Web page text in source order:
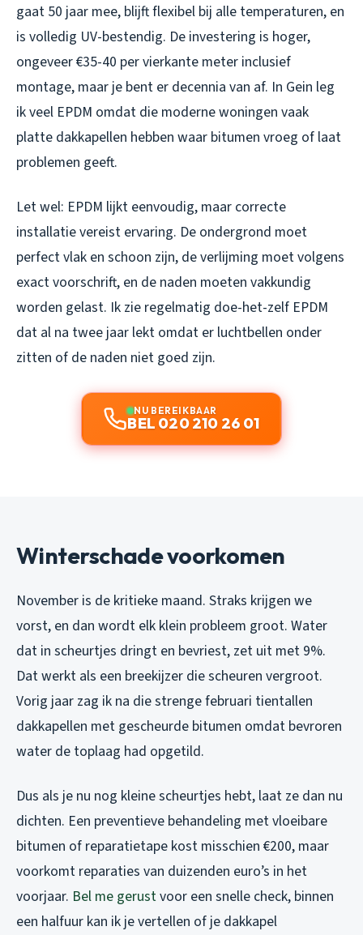
gaat 50 jaar mee, blijft flexibel bij alle temperaturen, en
is volledig UV-bestendig. De investering is hoger,
ongeveer €35-40 per vierkante meter inclusief
montage, maar je bent er decennia van af. In Gein leg
ik veel EPDM omdat die moderne woningen vaak
platte dakkapellen hebben waar bitumen vroeg of laat
problemen geeft.
Let wel: EPDM lijkt eenvoudig, maar correcte
installatie vereist ervaring. De ondergrond moet
perfect vlak en schoon zijn, de verlijming moet volgens
exact voorschrift, en de naden moeten vakkundig
worden gelast. Ik zie regelmatig doe-het-zelf EPDM
dat al na twee jaar lekt omdat er luchtbellen onder
zitten of de naden niet goed zijn.
NU BEREIKBAAR
BEL 020 210 26 01
Winterschade voorkomen
November is de kritieke maand. Straks krijgen we
vorst, en dan wordt elk klein probleem groot. Water
dat in scheurtjes dringt en bevriest, zet uit met 9%.
Dat werkt als een breekijzer die scheuren vergroot.
Vorig jaar zag ik na die strenge februari tientallen
dakkapellen met gescheurde bitumen omdat bevroren
water de toplaag had opgetild.
Dus als je nu nog kleine scheurtjes hebt, laat ze dan nu
dichten. Een preventieve behandeling met vloeibare
bitumen of reparatietape kost misschien €200, maar
voorkomt reparaties van duizenden euro’s in het
voorjaar. Bel me gerustvoor een snelle check, binnen
een halfuur kan ik je vertellen of je dakkapel